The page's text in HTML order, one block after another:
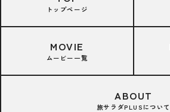
トップページ
MOVIE
ムービー一覧
ABOUT
旅サラダPLUSについて